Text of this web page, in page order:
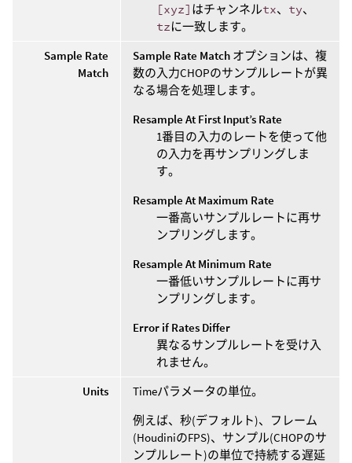
[xyz] はチャンネルtx、 ty、
tzに一致します。
Sample Rate
Match
Sample Rate Match オプションは、複
数の入力CHOPのサンプルレートが異
なる場合を処理します。
Resample At First Input’s Rate
1番目の入力のレートを使って他
の入力を再サンプリングしま
す。
Resample At Maximum Rate
一番高いサンプルレートに再サ
ンプリングします。
Resample At Minimum Rate
一番低いサンプルレートに再サ
ンプリングします。
Error if Rates Differ
異なるサンプルレートを受け入
れません。
Units
Timeパラメータの単位。
例えば、秒(デフォルト)、フレーム
(HoudiniのFPS)、サンプル(CHOPのサ
ンプルレート)の単位で持続する遅延